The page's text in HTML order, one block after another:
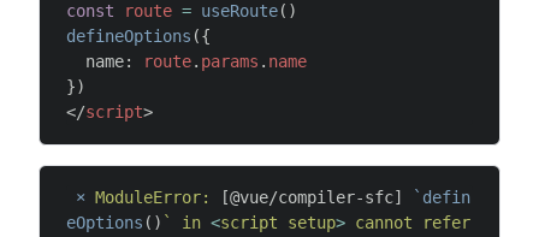
const route = useRoute()
defineOptions ({
  name:
route. params . name
})
</script>
× ModuleError: [@vue/compiler-sfc]
`defin
eOptions () ` in <script setup> cannot refer